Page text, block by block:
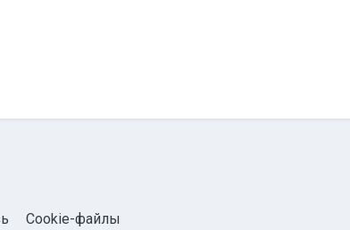
Cookie-файлы